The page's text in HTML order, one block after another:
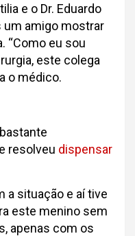
e o Dr. Eduardo
um amigo mostrar
“Como eu sou
este colega
o médico.
resolveu dispensar
a situação e aí tive
este menino sem
apenas com os